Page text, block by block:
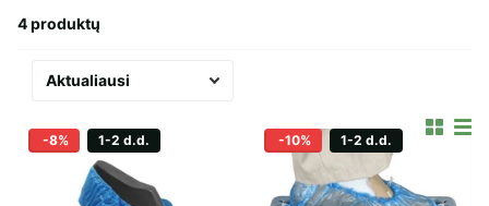
4 produktų
-8% 1-2 d.d. -10% 1-2 d.d.